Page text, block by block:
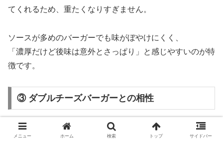
てくれるため、重たくなりすぎません。
ソースが多めのバーガーでも味がぼやけにくく、
「濃厚だけど後味は意外とさっぱり」と感じやすいのが特
徴です。
③ ダブルチーズバーガーとの相性
ダブルチーズバーガーのように、肉とチーズの存在感が強
メニュー ホーム 検索 トップ サイドバー